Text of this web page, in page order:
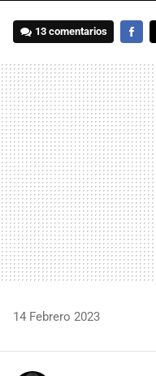
13 comentarios
14 Febrero 2023